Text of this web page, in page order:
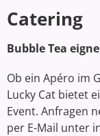
Catering
Bubble Tea
Ob ein Apéro im
Lucky Cat bietet
Event. Anfragen
per E-Mail unter